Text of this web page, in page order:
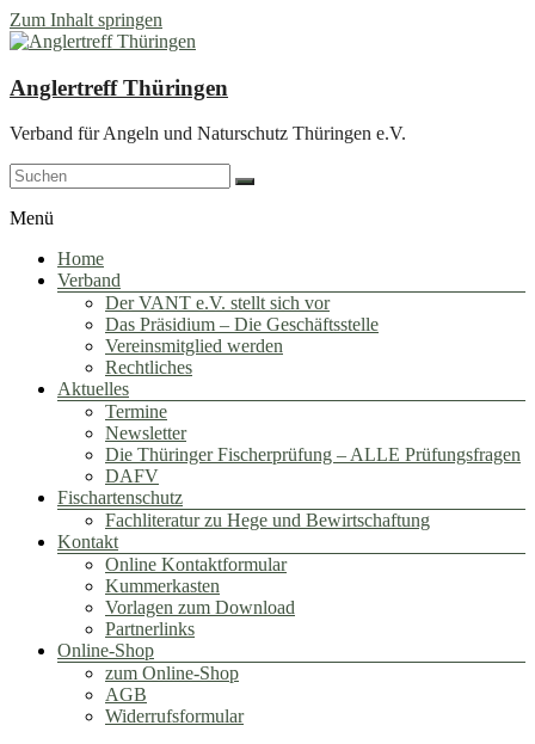
Zum Inhalt springen
Anglertreff Thüringen
Verband für Angeln und Naturschutz Thüringen e.V.
Menü
Home
Verband
Der VANT e.V. stellt sich vor
Das Präsidium – Die Geschäftsstelle
Vereinsmitglied werden
Rechtliches
Aktuelles
Termine
Newsletter
Die Thüringer Fischerprüfung – ALLE Prüfungsfragen
DAFV
Fischartenschutz
Fachliteratur zu Hege und Bewirtschaftung
Kontakt
Online Kontaktformular
Kummerkasten
Vorlagen zum Download
Partnerlinks
Online-Shop
zum Online-Shop
AGB
Widerrufsformular